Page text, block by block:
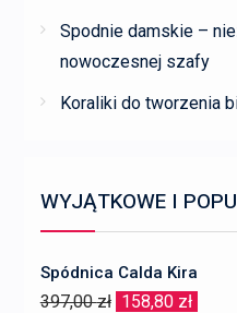
Spodnie damskie –
nowoczesnej szafy
Koraliki do tworzenia
WYJĄTKOWE I
Spódnica Calda Kira
397,00zł Pierwotna
158,80 zł